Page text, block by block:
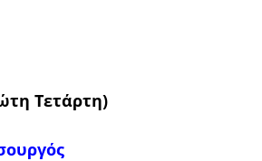
Τετάρτη)